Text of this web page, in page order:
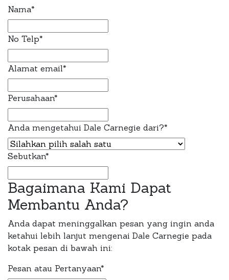
Nama*
No Telp*
Alamat email*
Perusahaan*
Anda mengetahui Dale Carnegie dari?*
Sebutkan*
Bagaimana Kami Dapat
Membantu Anda?
Anda dapat meninggalkan pesan yang ingin anda
ketahui lebih lanjut mengenai Dale Carnegie pada
kotak pesan di bawah ini:
Pesan atau Pertanyaan*